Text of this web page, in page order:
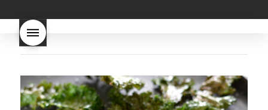
grossir les lentilles vertes
sont-elles bonnes pour la
santé les lentilles vertes
sont-elles bonnes pour vous
repas d'été repas de
printemps salade d'endives
salade de lentilles vertes